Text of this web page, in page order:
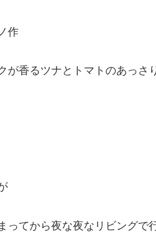
作
が香るツナとトマトのあっさ
ってから夜な夜なリビングで